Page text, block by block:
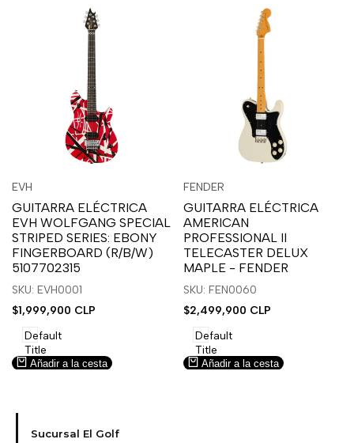
sesión
para
usar
la
lista
deseos.
para
usar
Compare
Proveedor:
EVH
GUITARRA ELÉCTRICA
EVH WOLFGANG SPECIAL
STRIPED SERIES: EBONY
FINGERBOARD (R/B/W)
5107702315
SKU: EVH0001
Precio
venta
$1,999,900 CLP
Default
Title
Añadir a la cesta
sesión
para
usar
la
lista
deseos.
sesión
para
usar
Compare
Vista
Proveedor:
FENDER
GUITARRA ELÉCTRICA
AMERICAN
PROFESSIONAL II
TELECASTER DELUX
MAPLE - FENDER
SKU: FEN0060
Precio
venta
$2,499,900 CLP
Default
Title
Añadir a la cesta
Sucursal El Golf